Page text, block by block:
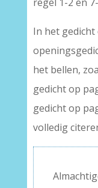
In het
het bellen,
gedicht op
gedicht op
volledig